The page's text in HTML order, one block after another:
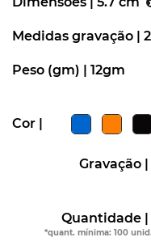
Medidas gravação |
Peso (gm) | 12gm
Cor |
Gravação |
Quantidade |
*quant. mínima: 100 unid.